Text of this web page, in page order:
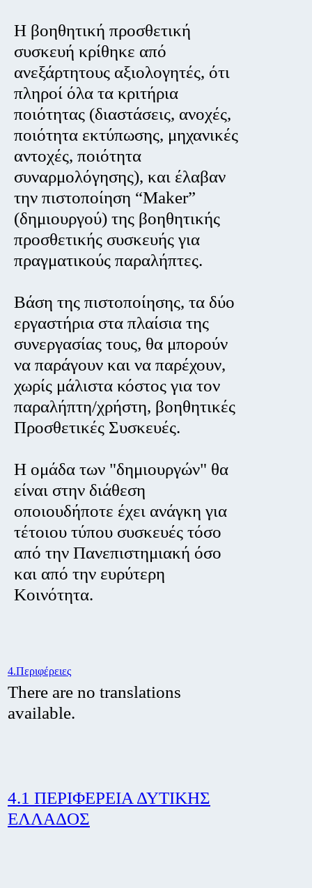
Η βοηθητική προσθετική
συσκευή κρίθηκε από
ανεξάρτητους αξιολογητές, ότι
πληροί όλα τα κριτήρια
ποιότητας (διαστάσεις, ανοχές,
ποιότητα εκτύπωσης, μηχανικές
αντοχές, ποιότητα
συναρμολόγησης), και έλαβαν
την πιστοποίηση “Maker”
(δημιουργού) της βοηθητικής
προσθετικής συσκευής για
πραγματικούς παραλήπτες.
Βάση της πιστοποίησης, τα δύο
εργαστήρια στα πλαίσια της
συνεργασίας τους, θα μπορούν
να παράγουν και να παρέχουν,
χωρίς μάλιστα κόστος για τον
παραλήπτη/χρήστη, βοηθητικές
Προσθετικές Συσκευές.
Η ομάδα των "δημιουργών" θα
είναι στην διάθεση
οποιουδήποτε έχει ανάγκη για
τέτοιου τύπου συσκευές τόσο
από την Πανεπιστημιακή όσο
και από την ευρύτερη
Κοινότητα.
4.Περιφέρειες
There are no translations
available.
4.1 ΠΕΡΙΦΕΡΕΙΑ ΔΥΤΙΚΗΣ
ΕΛΛΑΔΟΣ